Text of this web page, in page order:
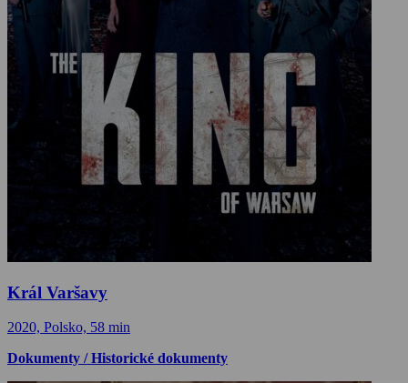
Král Varšavy
2020, Polsko, 58 min
Dokumenty / Historické dokumenty